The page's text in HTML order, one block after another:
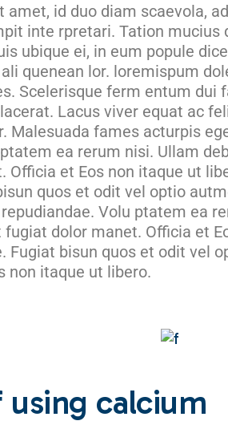
amet, id duo diam scaevola,
inte rpretari. Tation
ubique ei, in eum popule
quenean lor. loremispum
Scelerisque ferm entum dui
Lacus viver equat ac
Malesuada fames acturpis
ea rerum nisi. Ullam
Officia et Eos non itaque ut
quos et odit vel optio
Volu ptatem ea
dolor manet. Officia et
Fugiat bisun quos et odit vel
non itaque ut libero.
using calcium